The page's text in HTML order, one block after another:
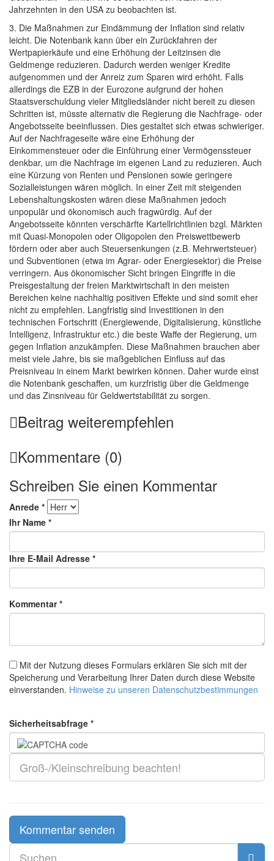
Jahrzehnten in den USA zu beobachten ist.
3. Die Maßnahmen zur Eindämmung der Inflation sind relativ
leicht. Die Notenbank kann über ein Zurückfahren der
Wertpapierkäufe und eine Erhöhung der Leitzinsen die
Geldmenge reduzieren. Dadurch werden weniger Kredite
aufgenommen und der Anreiz zum Sparen wird erhöht. Falls
allerdings die EZB in der Eurozone aufgrund der hohen
Staatsverschuldung vieler Mitgliedsländer nicht bereit zu diesen
Schritten ist, müsste alternativ die Regierung die Nachfrage- oder
Angebotsseite beeinflussen. Dies gestaltet sich etwas schwieriger.
Auf der Nachfrageseite wäre eine Erhöhung der
Einkommensteuer oder die Einführung einer Vermögenssteuer
denkbar, um die Nachfrage im eigenen Land zu reduzieren. Auch
eine Kürzung von Renten und Pensionen sowie geringere
Sozialleistungen wären möglich. In einer Zeit mit steigenden
Lebenshaltungskosten wären diese Maßnahmen jedoch
unpopulär und ökonomisch auch fragwürdig. Auf der
Angebotsseite könnten verschärfte Kartellrichtlinien bzgl. Märkten
mit Quasi-Monopolen oder Oligopolen den Preiswettbewerb
fördern oder aber auch Steuersenkungen (z.B. Mehrwertsteuer)
und Subventionen (etwa im Agrar- oder Energiesektor) die Preise
verringern. Aus ökonomischer Sicht bringen Eingriffe in die
Preisgestaltung der freien Marktwirtschaft in den meisten
Bereichen keine nachhaltig positiven Effekte und sind somit eher
nicht zu empfehlen. Langfristig sind Investitionen in den
technischen Fortschritt (Energiewende, Digitalisierung, künstliche
Intelligenz, Infrastruktur etc.) die beste Waffe der Regierung, um
gegen Inflation anzukämpfen. Diese Maßnahmen brauchen aber
meist viele Jahre, bis sie maßgeblichen Einfluss auf das
Preisniveau in einem Markt bewirken können. Daher wurde einst
die Notenbank geschaffen, um kurzfristig über die Geldmenge
und das Zinsniveau für Geldwertstabilität zu sorgen.
Beitrag weiterempfehlen
Kommentare (0)
Schreiben Sie einen Kommentar
Anrede *
Ihr Name *
Ihre E-Mail Adresse *
Kommentar *
Mit der Nutzung dieses Formulars erklären Sie sich mit der
Speicherung und Verarbeitung Ihrer Daten durch diese Website
einverstanden. Hinweise zu unseren Datenschutzbestimmungen
Sicherheitsabfrage *